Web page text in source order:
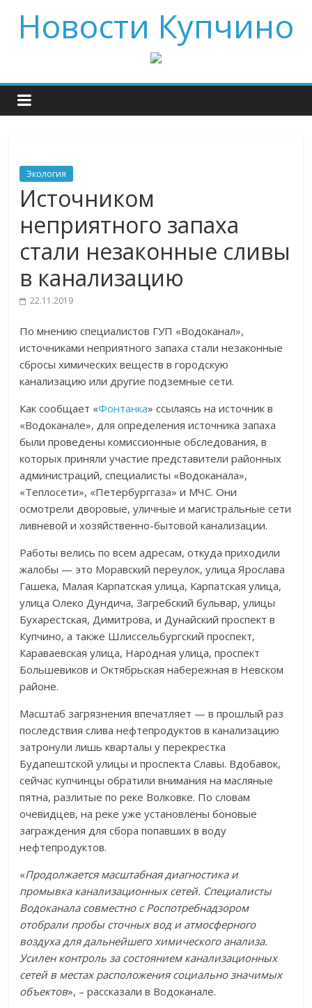
Новости Купчино
Экология
Источником
неприятного запаха
стали незаконные сливы
в канализацию
22.11.2019
По мнению специалистов ГУП «Водоканал»,
источниками неприятного запаха стали незаконные
сбросы химических веществ в городскую
канализацию или другие подземные сети.
Как сообщает «Фонтанка» ссылаясь на источник в
«Водоканале», для определения источника запаха
были проведены комиссионные обследования, в
которых приняли участие представители районных
администраций, специалисты «Водоканала»,
«Теплосети», «Петербурггаза» и МЧС. Они
осмотрели дворовые, уличные и магистральные сети
ливневой и хозяйственно-бытовой канализации.
Работы велись по всем адресам, откуда приходили
жалобы — это Моравский переулок, улица Ярослава
Гашека, Малая Карпатская улица, Карпатская улица,
улица Олеко Дундича, Загребский бульвар, улицы
Бухарестская, Димитрова, и Дунайский проспект в
Купчино, а также Шлиссельбургский проспект,
Караваевская улица, Народная улица, проспект
Большевиков и Октябрьская набережная в Невском
районе.
Масштаб загрязнения впечатляет — в прошлый раз
последствия слива нефтепродуктов в канализацию
затронули лишь кварталы у перекрестка
Будапештской улицы и проспекта Славы. Вдобавок,
сейчас купчинцы обратили внимания на масляные
пятна, разлитые по реке Волковке. По словам
очевидцев, на реке уже установлены боновые
заграждения для сбора попавших в воду
нефтепродуктов.
«Продолжается масштабная диагностика и
промывка канализационных сетей. Специалисты
Водоканала совместно с Роспотребнадзором
отобрали пробы сточных вод и атмосферного
воздуха для дальнейшего химического анализа.
Усилен контроль за состоянием канализационных
сетей в местах расположения социально значимых
объектов», – рассказали в Водоканале.